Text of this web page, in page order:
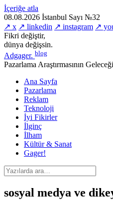
İçeriğe atla
08.08.2026 İstanbul Sayı №32
↗ x ↗ linkedin ↗ instagram ↗
Fikri değiştir,
dünya değişsin.
Adgager. blog
Pazarlama Araştırmasının Geleceği
Ana Sayfa
Pazarlama
Reklam
Teknoloji
İyi Fikirler
İlginç
İlham
Kültür & Sanat
Gager!
sosyal medya ve